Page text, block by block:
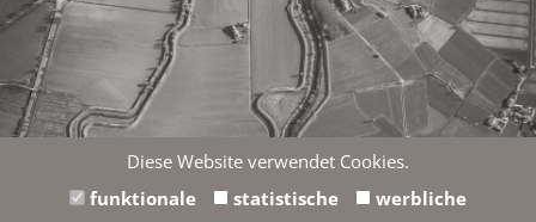
Wir möchten Ihnen hier eine externe Karte von Google
Diese Website verwendet Cookies.
funktionale
statistische werbliche